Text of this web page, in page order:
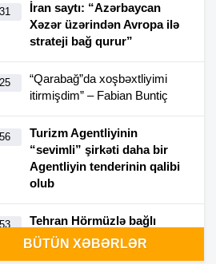
İran saytı: “Azərbaycan
Xəzər üzərindən Avropa ilə
strateji bağ qurur”
“Qarabağ”da xoşbəxtliyimi
itirmişdim” – Fabian Buntiç
Turizm Agentliyinin
“sevimli” şirkəti daha bir
Agentliyin tenderinin qalibi
olub
Tehran Hörmüzlə bağlı
şərtlərini açıqladı: Nələr
BÜTÜN XƏBƏRLƏR